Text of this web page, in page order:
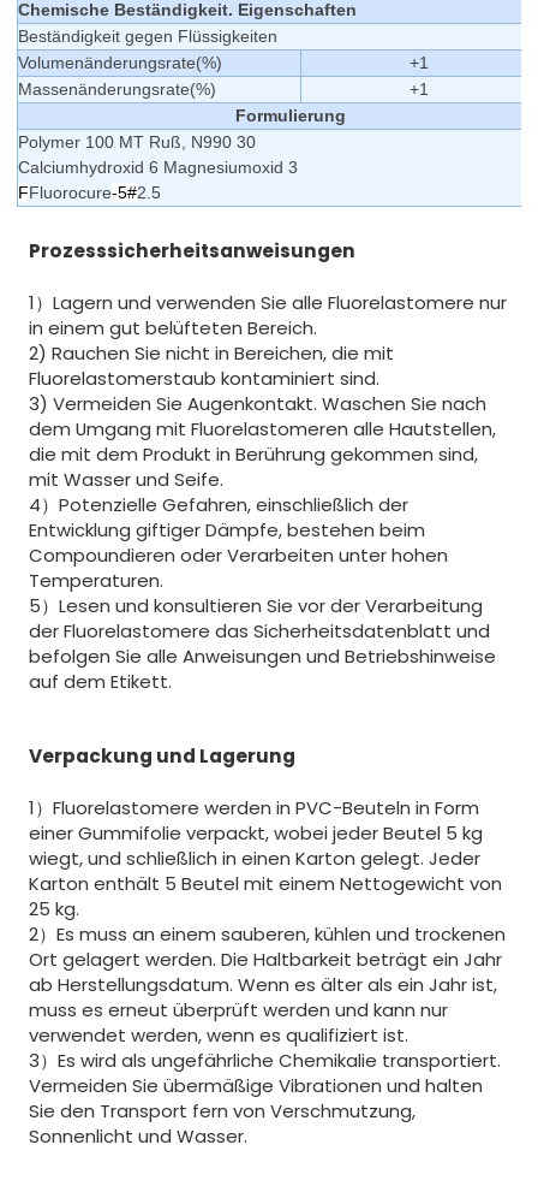
Chemische Beständigkeit. Eigenschaften
Beständigkeit gegen Flüssigkeiten
Volumenänderungsrate(%) +1
Massenänderungsrate(%)
+1
Formulierung
Polymer 100 MT Ruß, N990 30
Calciumhydroxid 6 Magnesiumoxid 3
FFluorocure-5#2.5
Prozesssicherheitsanweisungen
1）Lagern und verwenden Sie alle Fluorelastomere nur
in einem gut belüfteten Bereich.
2) Rauchen Sie nicht in Bereichen, die mit
Fluorelastomerstaub kontaminiert sind.
3) Vermeiden Sie Augenkontakt. Waschen Sie nach
dem Umgang mit Fluorelastomeren alle Hautstellen,
die mit dem Produkt in Berührung gekommen sind,
mit Wasser und Seife.
4）Potenzielle Gefahren, einschließlich der
Entwicklung giftiger Dämpfe, bestehen beim
Compoundieren oder Verarbeiten unter hohen
Temperaturen.
5）Lesen und konsultieren Sie vor der Verarbeitung
der Fluorelastomere das Sicherheitsdatenblatt und
befolgen Sie alle Anweisungen und Betriebshinweise
auf dem Etikett.
Verpackung und Lagerung
1）Fluorelastomere werden in PVC-Beuteln in Form
einer Gummifolie verpackt, wobei jeder Beutel 5 kg
wiegt, und schließlich in einen Karton gelegt. Jeder
Karton enthält 5 Beutel mit einem Nettogewicht von
25 kg.
2）Es muss an einem sauberen, kühlen und trockenen
Ort gelagert werden. Die Haltbarkeit beträgt ein Jahr
ab Herstellungsdatum. Wenn es älter als ein Jahr ist,
muss es erneut überprüft werden und kann nur
verwendet werden, wenn es qualifiziert ist.
3）Es wird als ungefährliche Chemikalie transportiert.
Vermeiden Sie übermäßige Vibrationen und halten
Sie den Transport fern von Verschmutzung,
Sonnenlicht und Wasser.